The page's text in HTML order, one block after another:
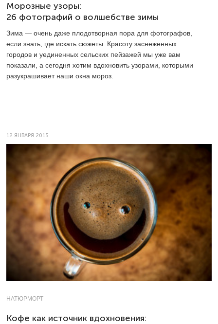
Морозные узоры:
26 фотографий о волшебстве зимы
Зима — очень даже плодотворная пора для фотографов,
если знать, где искать сюжеты. Красоту заснеженных
городов и уединенных сельских пейзажей мы уже вам
показали, а сегодня хотим вдохновить узорами, которыми
разукрашивает наши окна мороз.
12 ЯНВАРЯ 2015
НАТЮРМОРТ
Кофе как источник вдохновения: